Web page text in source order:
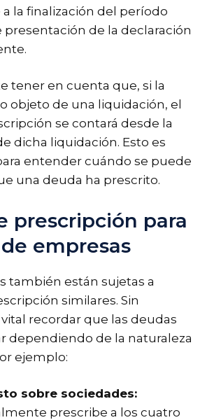
la finalización del período
de la declaración
tener en cuenta que, si la
objeto de una liquidación, el
se contará desde la
dicha liquidación. Esto es
entender cuándo se puede
una deuda ha prescrito.
prescripción para
empresas
también están sujetas a
similares. Sin
recordar que las deudas
dependiendo de la naturaleza
ejemplo:
sobre sociedades:
prescribe a los cuatro